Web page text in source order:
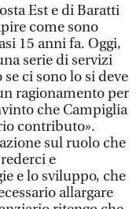
Est e di Baratti
come sono
15 anni fa. Oggi,
serie di servizi
ci sono lo si deve
ragionamento per
che Campiglia
contributo».
sul ruolo che
e
e lo sviluppo, che
allargare